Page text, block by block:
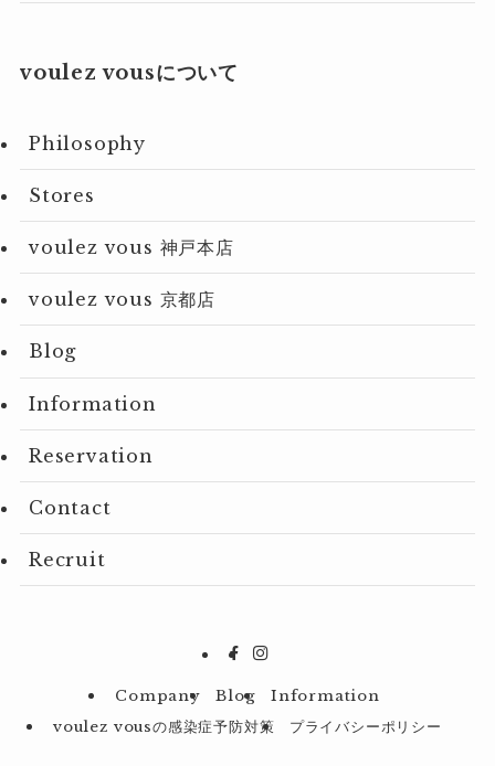
voulez vousについて
Philosophy
Stores
voulez vous 神戸本店
voulez vous 京都店
Blog
Information
Reservation
Contact
Recruit
Company Blog
Information
voulez vousの感染症予防対策
プライバシーポリシー